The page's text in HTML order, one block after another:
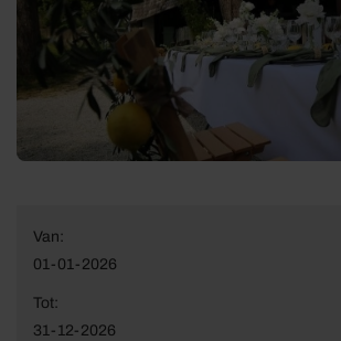
Van:
01-01-2026
Tot:
31-12-2026